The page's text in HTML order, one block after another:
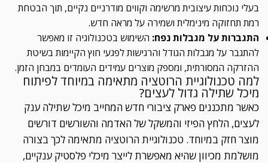
בעלי נוכחות עיצובית מרשימה וקווים מודרניים נקיים, תוך הבטחת
רמת תחזוקה מינימלית ושמירה על מראה חדש.
התגברות על מגבלות נפח: השימוש בטכנולוגיה זו מאפשר
להתגבר על מגבלות הגודל והרגישות לפגעי חוץ הקיימות בשיטת
ההזרקה המסורתית, ומספק מוצרים עמידים העומדים במבחן הזמן.
למה טכנולוגיית הרוטציה מתאימה במיוחד לפיתוח
מיכל שתילה גדול לעצים?
כאשר מתכננים פארק ציבורי חדש המחייב מיכל שתילה ענק
לעצים, הלחץ הפיזי והמשקל של האדמה והשורשים דורשים
מוצר חזק במיוחד. טכנולוגיית הרוטציה מתאימה לכך בצורה
מושלמת מכיוון שהיא מאפשרת לייצר מיכלי פלסטיק ענקיים,